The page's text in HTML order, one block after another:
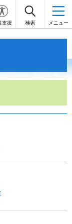
支援 検索 メニュー